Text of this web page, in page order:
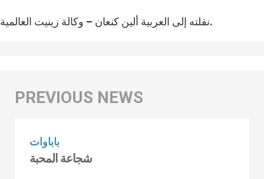
نقلته إلى العربية ألين كنعان – وكالة زينيت العالمية.
باباوات
شجاعة المحبة